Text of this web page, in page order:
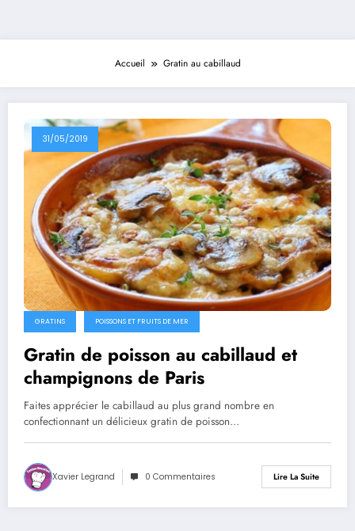
Accueil Gratin au cabillaud
31/05/2019
GRATINS POISSONS ET FRUITS DE MER
Gratin de poisson au cabillaud et
champignons de Paris
Faites apprécier le cabillaud au plus grand nombre en
confectionnant un délicieux gratin de poisson…
Xavier Legrand 0 Commentaires Lire La Suite